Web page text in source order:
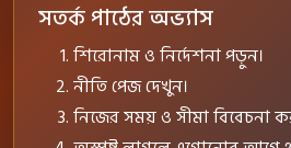
সতর্ক পাঠের অভ্যাস
শিরোনাম ও নির্দেশনা পড়ুন।
নীতি পেজ দেখুন।
নিজের সময় ও সীমা বিবেচনা